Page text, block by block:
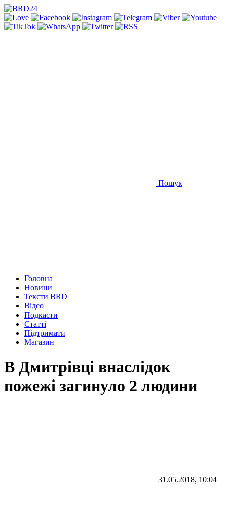
Пошук
Головна
Новини
Тексти BRD
Відео
Подкасти
Статті
Підтримати
Магазин
В Дмитрівці внаслідок
пожежі загинуло 2 людини
31.05.2018, 10:04